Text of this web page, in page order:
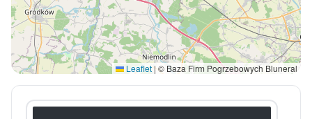
Leaflet|© Baza Firm Pogrzebowych Bluneral